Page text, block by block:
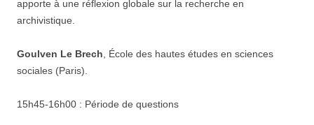
apporte à une réflexion globale sur la recherche en
archivistique.
Goulven Le Brech, École des hautes études en sciences
sociales (Paris).
15h45-16h00 : Période de questions